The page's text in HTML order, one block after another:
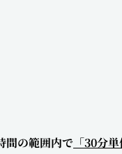
間の範囲内で 「30分